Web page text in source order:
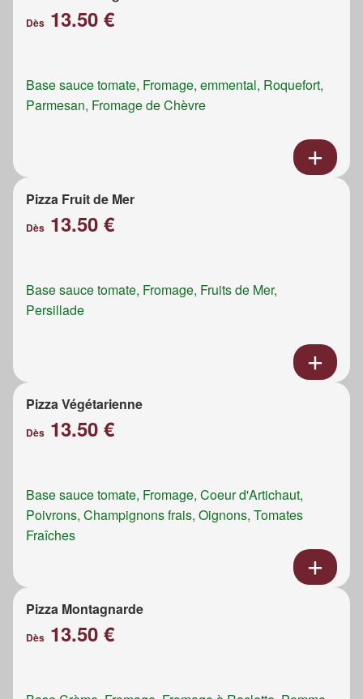
Dès 13.50 €
Base sauce tomate, Fromage, emmental, Roquefort,
Parmesan, Fromage de Chèvre
Pizza Fruit de Mer
Dès 13.50 €
Base sauce tomate, Fromage, Fruits de Mer,
Persillade
Pizza Végétarienne
Dès 13.50 €
Base sauce tomate, Fromage, Coeur d'Artichaut,
Poivrons, Champignons frais, Oignons, Tomates
Fraîches
Pizza Montagnarde
Dès 13.50 €